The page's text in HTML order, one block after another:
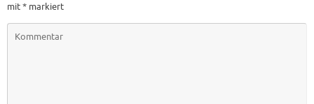
mit* markiert